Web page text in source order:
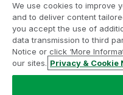
Dołącz do
Analityki
Przeprowadź
cennych aplikacji
Analytics Modernization
We use cookies to improve
and to deliver content
you accept the use of
data transmission to third
Notice or click ‘More
our sites. Privacy & Cookie